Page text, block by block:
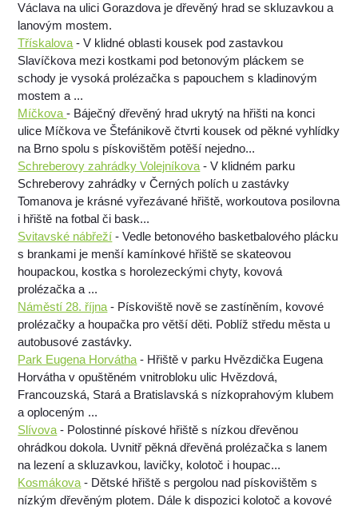
Václava na ulici Gorazdova je dřevěný hrad se skluzavkou a
lanovým mostem.
Třískalova - V klidné oblasti kousek pod zastavkou
Slavíčkova mezi kostkami pod betonovým pláckem se
schody je vysoká prolézačka s papouchem s kladinovým
mostem a ...
Míčkova- Báječný dřevěný hrad ukrytý na hřišti na konci
ulice Míčkova ve Štefánikově čtvrti kousek od pěkné vyhlídky
na Brno spolu s pískovištěm potěší nejedno...
Schreberovy zahrádky Volejníkova - V klidném parku
Schreberovy zahrádky v Černých polích u zastávky
Tomanova je krásné vyřezávané hřiště, workoutova posilovna
i hřiště na fotbal či bask...
Svitavské nábřeží - Vedle betonového basketbalového plácku
s brankami je menší kamínkové hřiště se skateovou
houpackou, kostka s horolezeckými chyty, kovová
prolézačka a ...
Náměstí 28. října - Pískoviště nově se zastíněním, kovové
prolézačky a houpačka pro větší děti. Poblíž středu města u
autobusové zastávky.
Park Eugena Horvátha - Hřiště v parku Hvězdička Eugena
Horvátha v opuštěném vnitrobloku ulic Hvězdová,
Francouzská, Stará a Bratislavská s nízkoprahovým klubem
a oploceným ...
Slívova - Polostinné pískové hřiště s nízkou dřevěnou
ohrádkou dokola. Uvnitř pěkná dřevěná prolézačka s lanem
na lezení a skluzavkou, lavičky, kolotoč i houpac...
Kosmákova - Dětské hřiště s pergolou nad pískovištěm s
nízkým dřevěným plotem. Dále k dispozici kolotoč a kovové